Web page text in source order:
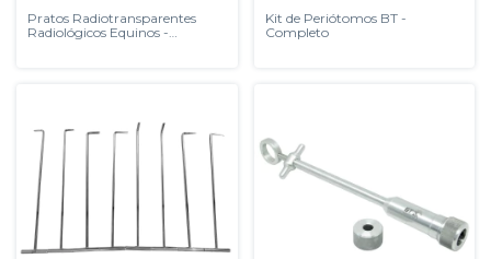
Pratos Radiotransparentes
Radiológicos Equinos -
Kit de Periótomos BT -
Completo